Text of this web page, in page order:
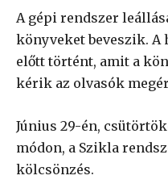
A gépi rendszer
könyveket beveszik. A
előtt történt, amit a
kérik az olvasók
Június 29-én,
módon, a Szikla
kölcsönzés.